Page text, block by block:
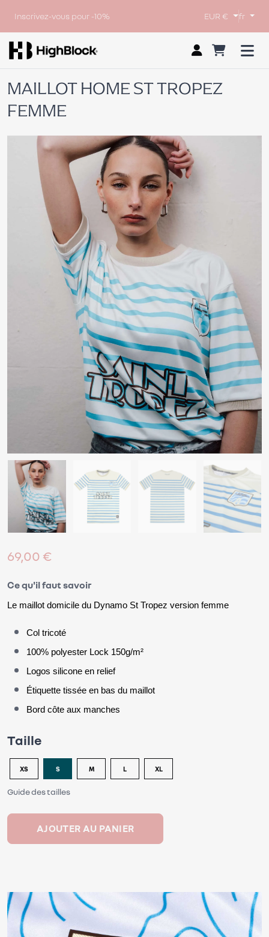
Inscrivez-vous pour -10% EUR € fr
MAILLOT HOME ST TROPEZ
FEMME
69,00 €
Ce qu'il faut savoir
Le maillot domicile du Dynamo St Tropez version femme
Col tricoté
100% polyester Lock 150g/m²
Logos silicone en relief
Étiquette tissée en bas du maillot
Bord côte aux manches
Taille
XS S M L XL
Guide des tailles
AJOUTER AU PANIER